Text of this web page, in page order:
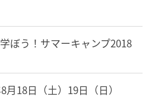
ぼう！サマーキャンプ2018
月18日（土）19日（日）